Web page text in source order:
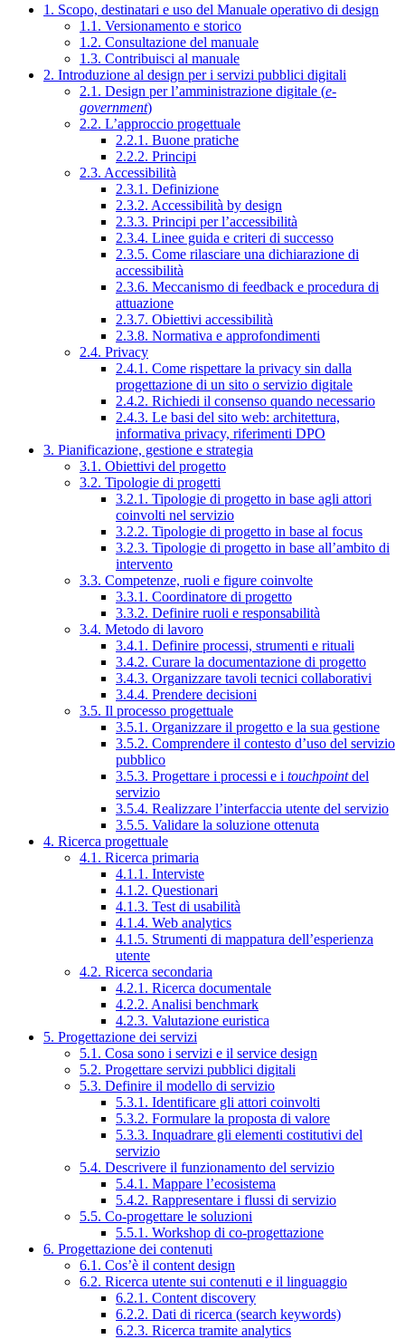
1. Scopo, destinatari e uso del Manuale operativo di design
1.1. Versionamento e storico
1.2. Consultazione del manuale
1.3. Contribuisci al manuale
2. Introduzione al design per i servizi pubblici digitali
2.1. Design per l’amministrazione digitale (e-
government)
2.2. L’approccio progettuale
2.2.1. Buone pratiche
2.2.2. Principi
2.3. Accessibilità
2.3.1. Definizione
2.3.2. Accessibilità by design
2.3.3. Principi per l’accessibilità
2.3.4. Linee guida e criteri di successo
2.3.5. Come rilasciare una dichiarazione di
accessibilità
2.3.6. Meccanismo di feedback e procedura di
attuazione
2.3.7. Obiettivi accessibilità
2.3.8. Normativa e approfondimenti
2.4. Privacy
2.4.1. Come rispettare la privacy sin dalla
progettazione di un sito o servizio digitale
2.4.2. Richiedi il consenso quando necessario
2.4.3. Le basi del sito web: architettura,
informativa privacy, riferimenti DPO
3. Pianificazione, gestione e strategia
3.1. Obiettivi del progetto
3.2. Tipologie di progetti
3.2.1. Tipologie di progetto in base agli attori
coinvolti nel servizio
3.2.2. Tipologie di progetto in base al focus
3.2.3. Tipologie di progetto in base all’ambito di
intervento
3.3. Competenze, ruoli e figure coinvolte
3.3.1. Coordinatore di progetto
3.3.2. Definire ruoli e responsabilità
3.4. Metodo di lavoro
3.4.1. Definire processi, strumenti e rituali
3.4.2. Curare la documentazione di progetto
3.4.3. Organizzare tavoli tecnici collaborativi
3.4.4. Prendere decisioni
3.5. Il processo progettuale
3.5.1. Organizzare il progetto e la sua gestione
3.5.2. Comprendere il contesto d’uso del servizio
pubblico
3.5.3. Progettare i processi e i touchpointdel
servizio
3.5.4. Realizzare l’interfaccia utente del servizio
3.5.5. Validare la soluzione ottenuta
4. Ricerca progettuale
4.1. Ricerca primaria
4.1.1. Interviste
4.1.2. Questionari
4.1.3. Test di usabilità
4.1.4. Web analytics
4.1.5. Strumenti di mappatura dell’esperienza
utente
4.2. Ricerca secondaria
4.2.1. Ricerca documentale
4.2.2. Analisi benchmark
4.2.3. Valutazione euristica
5. Progettazione dei servizi
5.1. Cosa sono i servizi e il service design
5.2. Progettare servizi pubblici digitali
5.3. Definire il modello di servizio
5.3.1. Identificare gli attori coinvolti
5.3.2. Formulare la proposta di valore
5.3.3. Inquadrare gli elementi costitutivi del
servizio
5.4. Descrivere il funzionamento del servizio
5.4.1. Mappare l’ecosistema
5.4.2. Rappresentare i flussi di servizio
5.5. Co-progettare le soluzioni
5.5.1. Workshop di co-progettazione
6. Progettazione dei contenuti
6.1. Cos’è il content design
6.2. Ricerca utente sui contenuti e il linguaggio
6.2.1. Content discovery
6.2.2. Dati di ricerca (search keywords)
6.2.3. Ricerca tramite analytics